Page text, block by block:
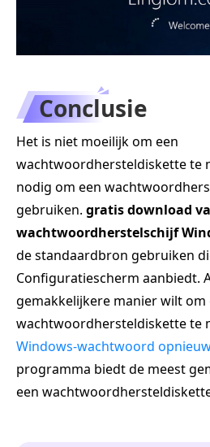
Conclusie
Het is niet moeilijk om een
wachtwoordhersteldiskette te
nodig om een
gebruiken. gratis download
wachtwoordherstelschijf
de standaardbron gebruiken
Configuratiescherm aanbiedt.
gemakkelijkere manier wilt om
wachtwoordhersteldiskette te
Windows-wachtwoord
programma biedt de meest
een